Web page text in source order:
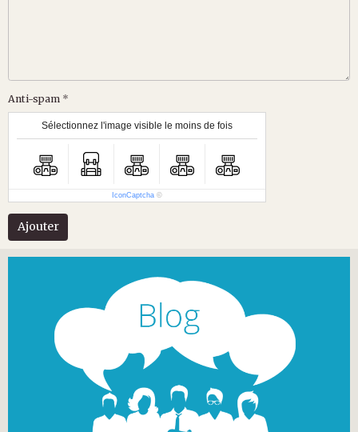
Anti-spam
Sélectionnez l'image visible le moins de fois
IconCaptcha ©
Ajouter